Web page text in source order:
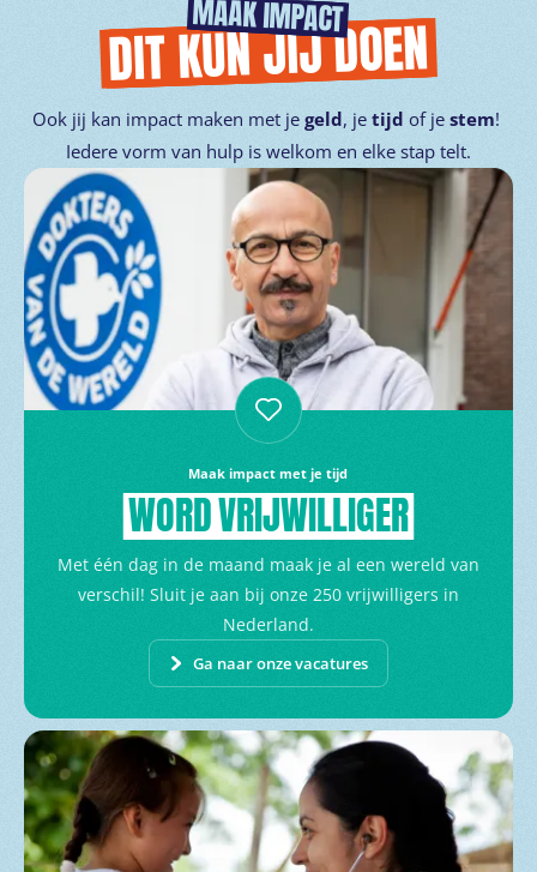
MAAK IMPACT
DIT KUN JIJ DOEN
Ook jij kan impact maken met je geld, je tijd of je stem!
Iedere vorm van hulp is welkom en elke stap telt.
Maak impact met je tijd
WORDVRIJWILLIGER
Met één dag in de maand maak je al een wereld van
verschil! Sluit je aan bij onze 250 vrijwilligers in
Nederland.
Ga naar onze vacatures